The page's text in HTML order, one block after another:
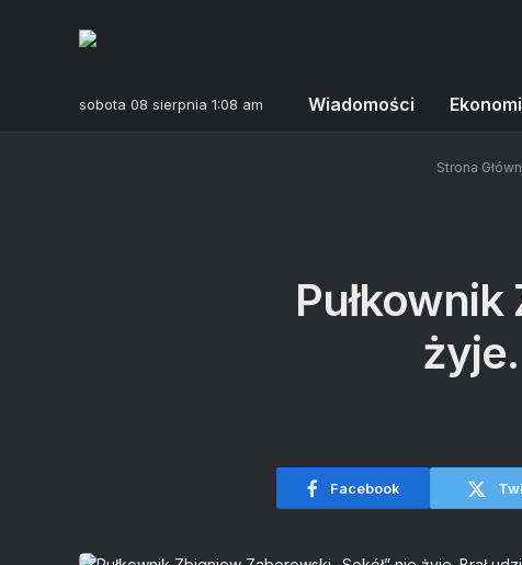
sobota 08 sierpnia 1:08 am Wiadomości
Strona
Facebook